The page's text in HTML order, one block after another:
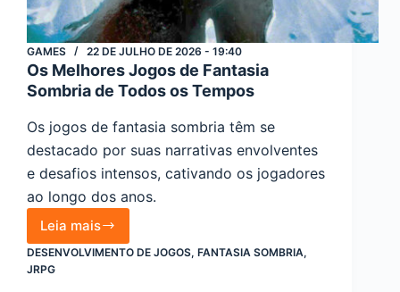
GAMES 22 DE JULHO DE 2026 - 19:40
Os Melhores Jogos de Fantasia
Sombria de Todos os Tempos
Os jogos de fantasia sombria têm se
destacado por suas narrativas envolventes
e desafios intensos, cativando os jogadores
ao longo dos anos.
Leia mais
Os
Melhores
DESENVOLVIMENTO DE JOGOS, FANTASIA SOMBRIA,
JRPG